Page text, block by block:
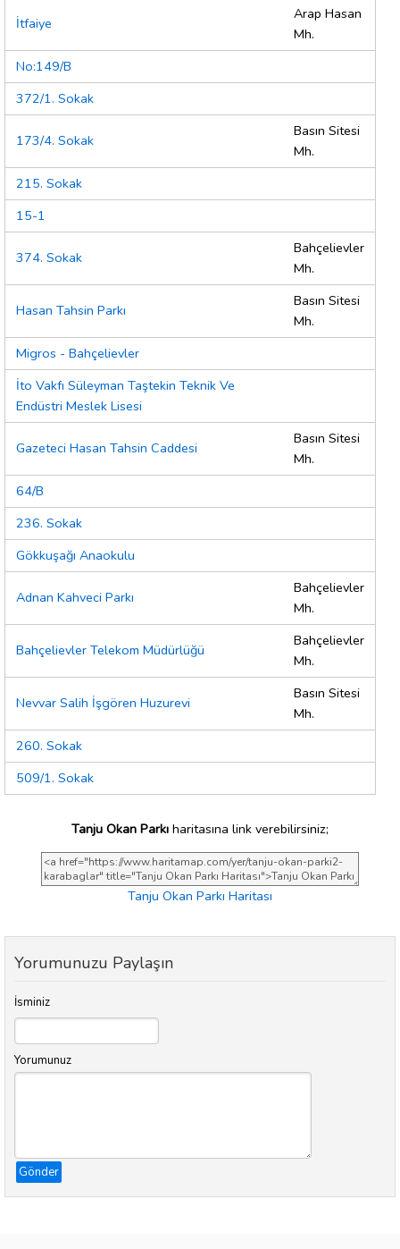
İtfaiye
Arap Hasan
Mh.
No:149/B
372/1. Sokak
173/4. Sokak
Basın Sitesi
Mh.
215. Sokak
15-1
374. Sokak
Bahçelievler
Mh.
Hasan Tahsin Parkı
Basın Sitesi
Mh.
Migros - Bahçelievler
İto Vakfı Süleyman Taştekin Teknik Ve
Endüstri Meslek Lisesi
Gazeteci Hasan Tahsin Caddesi
Basın Sitesi
Mh.
64/B
236. Sokak
Gökkuşağı Anaokulu
Adnan Kahveci Parkı
Bahçelievler
Mh.
Bahçelievler Telekom Müdürlüğü
Bahçelievler
Mh.
Nevvar Salih İşgören Huzurevi
Basın Sitesi
Mh.
260. Sokak
509/1. Sokak
Tanju Okan Parkı haritasına link verebilirsiniz;
Tanju Okan Parkı Haritası
Yorumunuzu Paylaşın
İsminiz
Yorumunuz
Gönder